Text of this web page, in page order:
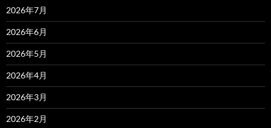
2026年7月
2026年6月
2026年5月
2026年4月
2026年3月
2026年2月